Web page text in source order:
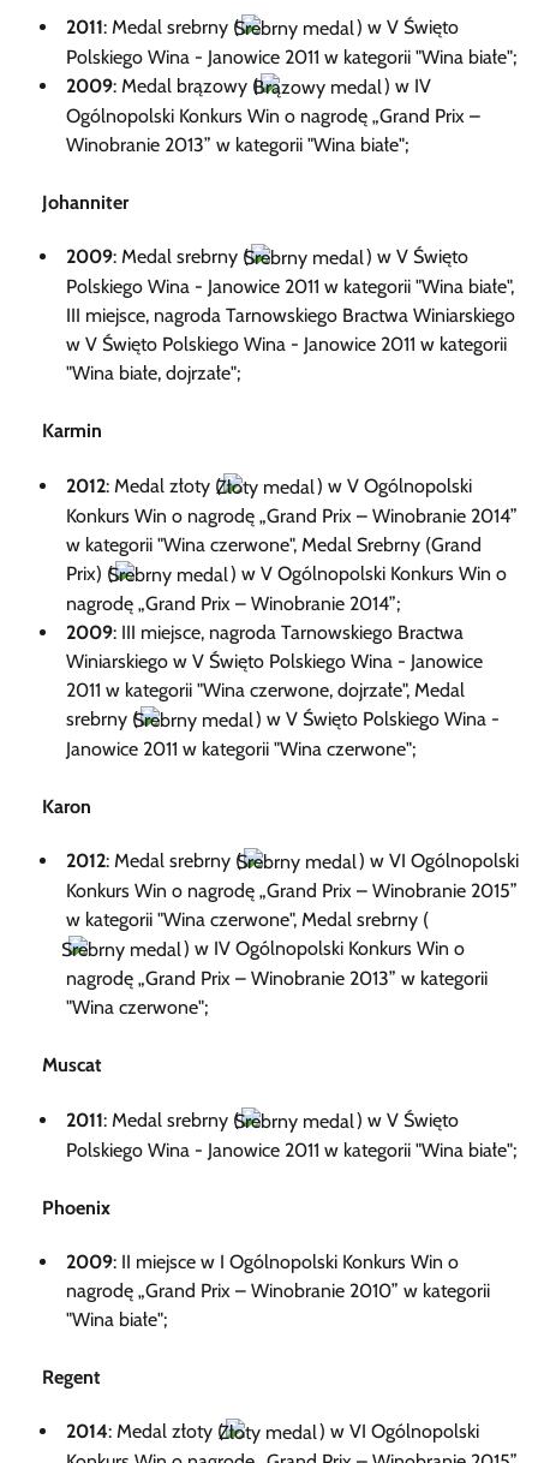
2011: Medal srebrny (
) w V Święto
Polskiego Wina - Janowice 2011 w kategorii "Wina białe";
2009: Medal brązowy (
) w IV
Ogólnopolski Konkurs Win o nagrodę „Grand Prix –
Winobranie 2013” w kategorii "Wina białe";
Johanniter
2009: Medal srebrny (
) w V Święto
Polskiego Wina - Janowice 2011 w kategorii "Wina białe",
III miejsce, nagroda Tarnowskiego Bractwa Winiarskiego
w V Święto Polskiego Wina - Janowice 2011 w kategorii
"Wina białe, dojrzałe";
Karmin
2012: Medal złoty (
) w V Ogólnopolski
Konkurs Win o nagrodę „Grand Prix – Winobranie 2014”
w kategorii "Wina czerwone", Medal Srebrny (Grand
Prix) (
) w V Ogólnopolski Konkurs Win o
nagrodę „Grand Prix – Winobranie 2014”;
2009: III miejsce, nagroda Tarnowskiego Bractwa
Winiarskiego w V Święto Polskiego Wina - Janowice
2011 w kategorii "Wina czerwone, dojrzałe", Medal
srebrny (
) w V Święto Polskiego Wina -
Janowice 2011 w kategorii "Wina czerwone";
Karon
2012: Medal srebrny (
) w VI Ogólnopolski
Konkurs Win o nagrodę „Grand Prix – Winobranie 2015”
w kategorii "Wina czerwone", Medal srebrny (
) w IV Ogólnopolski Konkurs Win o
nagrodę „Grand Prix – Winobranie 2013” w kategorii
"Wina czerwone";
Muscat
2011: Medal srebrny (
) w V Święto
Polskiego Wina - Janowice 2011 w kategorii "Wina białe";
Phoenix
2009: II miejsce w I Ogólnopolski Konkurs Win o
nagrodę „Grand Prix – Winobranie 2010” w kategorii
"Wina białe";
Regent
2014: Medal złoty (
) w VI Ogólnopolski